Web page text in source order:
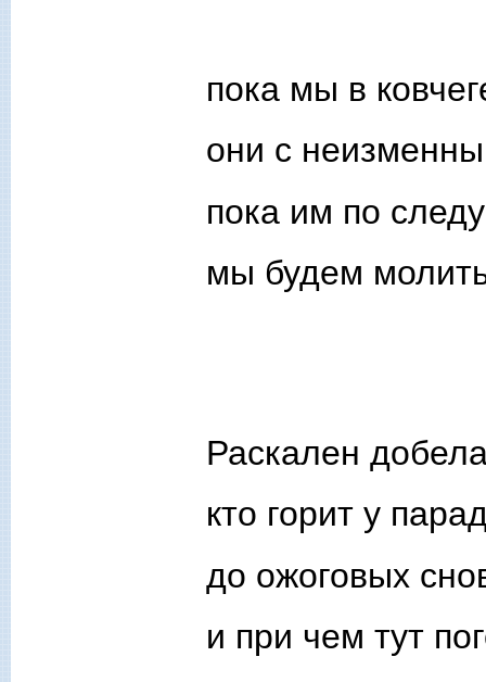
пока мы в
они с
пока им по
мы будем
Раскален
кто горит у
до ожоговых
и при чем тут